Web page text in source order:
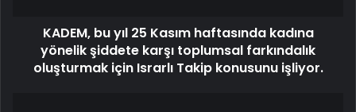
KADEM, bu yıl 25 Kasım haftasında kadına
yönelik şiddete karşı toplumsal farkındalık
oluşturmak için Israrlı Takip konusunu işliyor.